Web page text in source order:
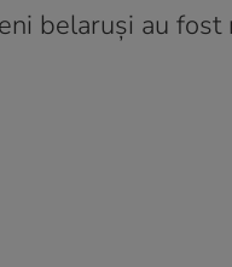
belaruși au